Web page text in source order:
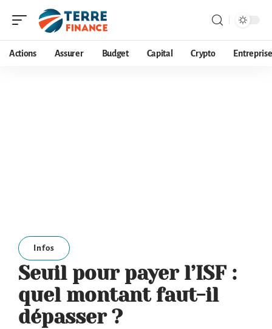
Actions Assurer Budget Capital Crypto Entreprise
Infos
Seuil pour payer l’ISF :
quel montant faut-il
dépasser ?